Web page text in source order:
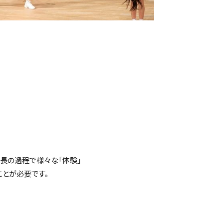
の過程で様々な「体験」
が必要です。